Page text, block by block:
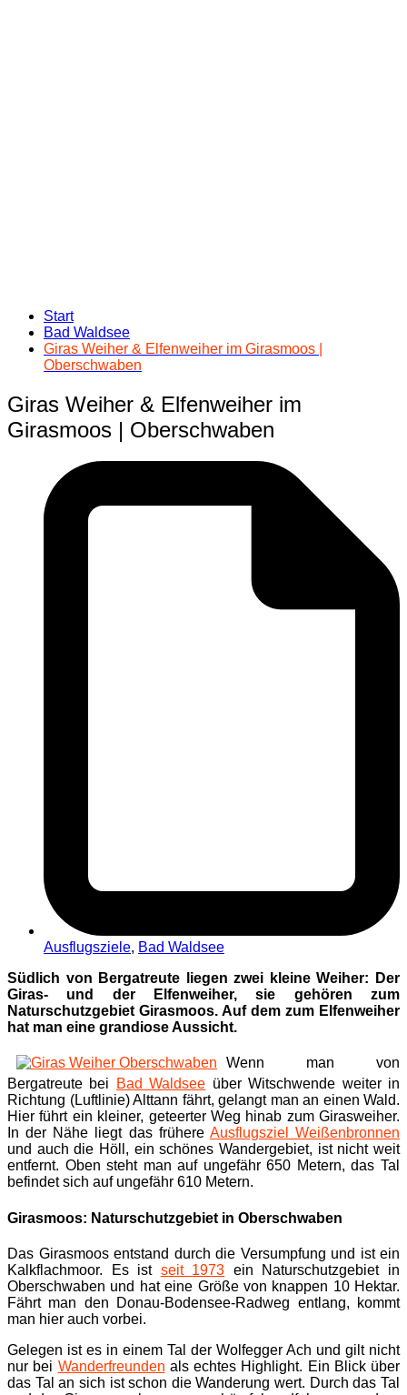
Start
Bad Waldsee
Giras Weiher & Elfenweiher im Girasmoos |
Oberschwaben
Giras Weiher & Elfenweiher im
Girasmoos | Oberschwaben
Ausflugsziele, Bad Waldsee
Südlich von Bergatreute liegen zwei kleine Weiher: Der
Giras- und der Elfenweiher, sie gehören zum
Naturschutzgebiet Girasmoos. Auf dem zum Elfenweiher
hat man eine grandiose Aussicht.
Wenn man von
Bergatreute bei
Bad Waldsee über Witschwende weiter in
Richtung (Luftlinie) Alttann fährt, gelangt man an einen Wald.
Hier führt ein kleiner, geteerter Weg hinab zum Girasweiher.
In der Nähe liegt das frühere Ausflugsziel Weißenbronnen
und auch die Höll, ein schönes Wandergebiet, ist nicht weit
entfernt. Oben steht man auf ungefähr 650 Metern, das Tal
befindet sich auf ungefähr 610 Metern.
Girasmoos: Naturschutzgebiet in Oberschwaben
Das Girasmoos entstand durch die Versumpfung und ist ein
Kalkflachmoor. Es ist seit 1973 ein Naturschutzgebiet in
Oberschwaben und hat eine Größe von knappen 10 Hektar.
Fährt man den Donau-Bodensee-Radweg entlang, kommt
man hier auch vorbei.
Gelegen ist es in einem Tal der Wolfegger Ach und gilt nicht
nur bei Wanderfreunden als echtes Highlight. Ein Blick über
das Tal an sich ist schon die Wanderung wert. Durch das Tal